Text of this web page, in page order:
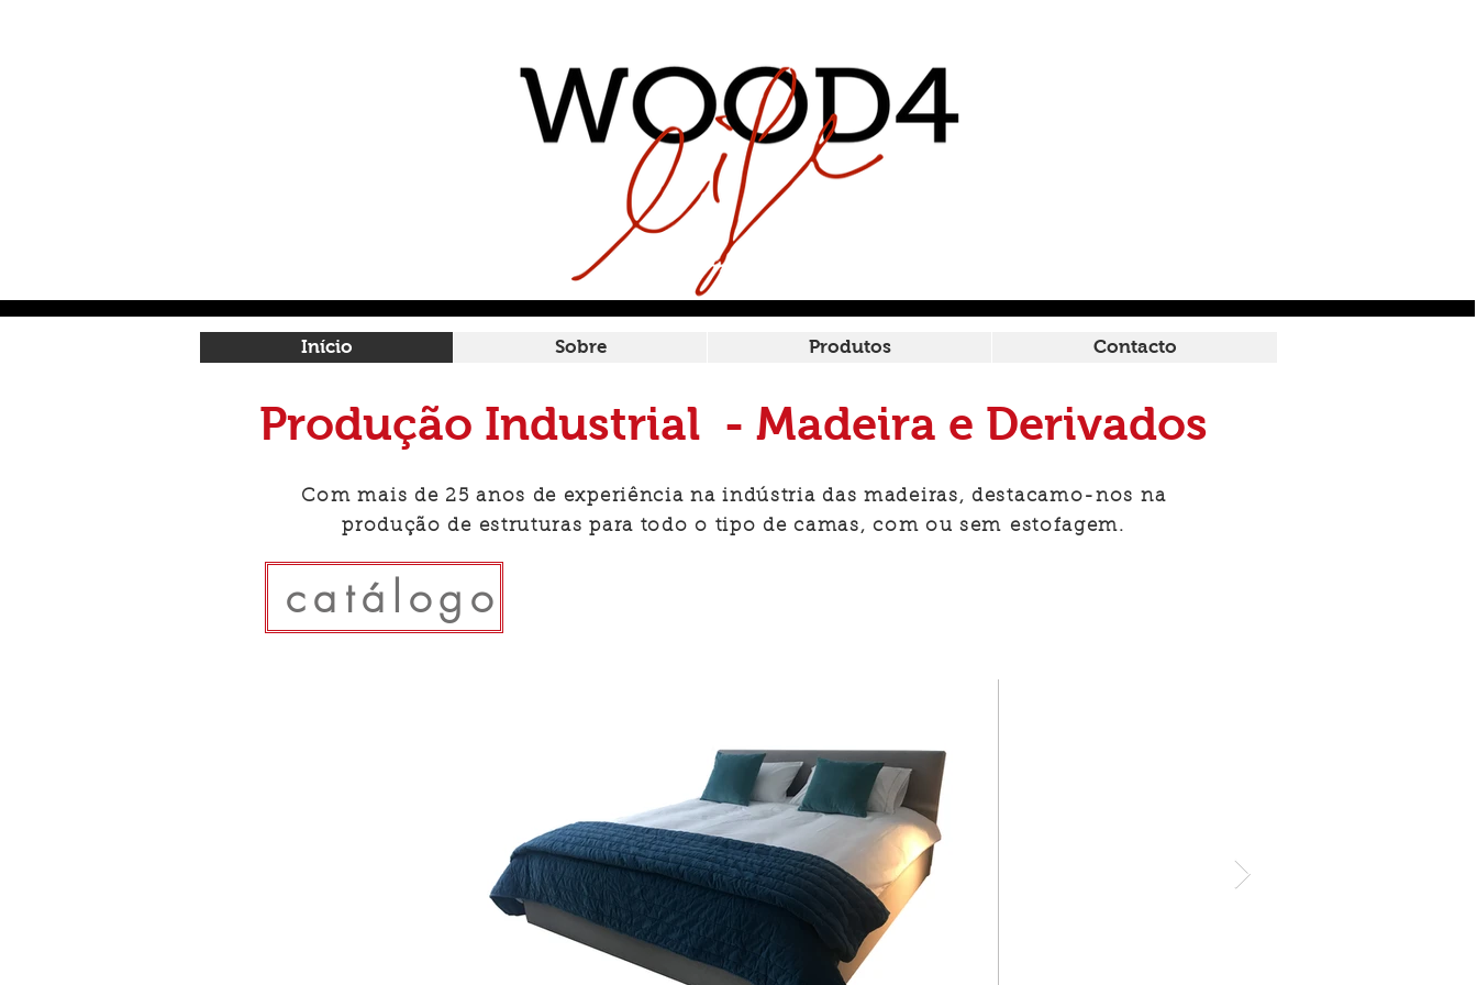
Início Sobre Produtos Contacto
Produção Industrial - Madeira e Derivados
Com mais de 25 anos de experiência na indústria das madeiras, destacamo-nos na
produção de estruturas para todo o tipo de camas, com ou sem estofagem.
Wood4Life, Lda
catálogo